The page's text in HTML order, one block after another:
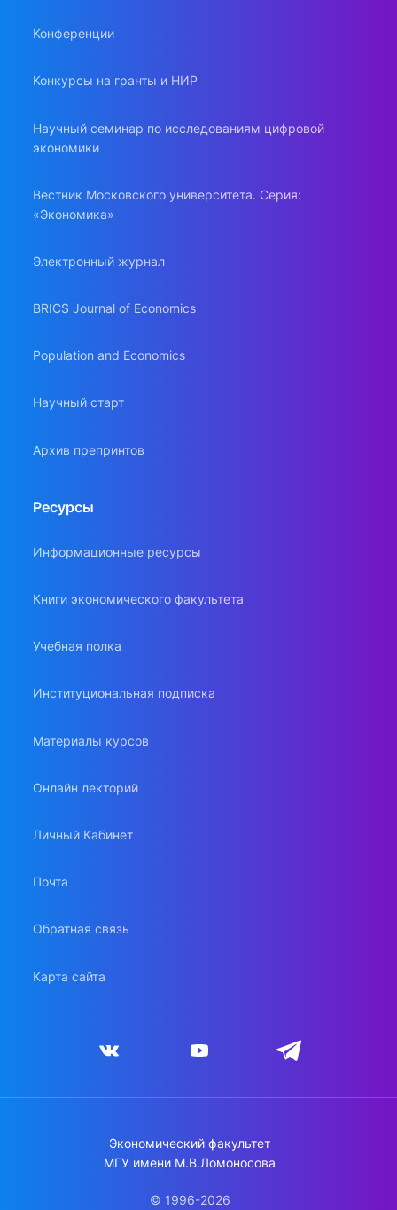
Конференции
Конкурсы на гранты и НИР
Научный семинар по исследованиям цифровой
экономики
Вестник Московского университета. Серия:
«Экономика»
Электронный журнал
BRICS Journal of Economics
Population and Economics
Научный старт
Архив препринтов
Ресурсы
Информационные ресурсы
Книги экономического факультета
Учебная полка
Институциональная подписка
Материалы курсов
Онлайн лекторий
Личный Кабинет
Почта
Обратная связь
Карта сайта
Экономический факультет
МГУ имени М.В.Ломоносова
© 1996-2026